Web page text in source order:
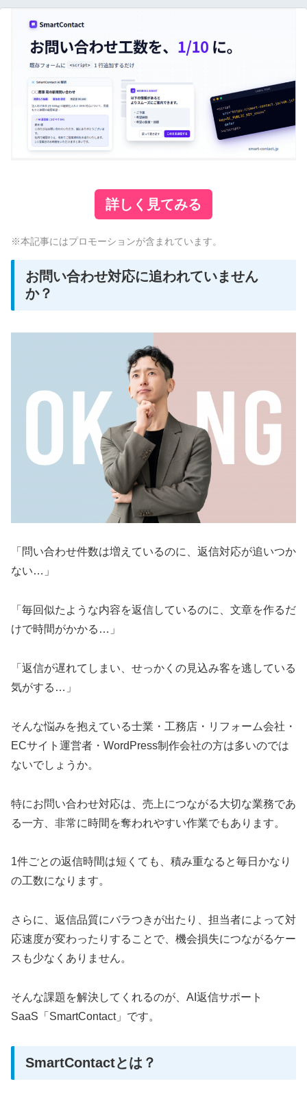
詳しく見てみる
※本記事にはプロモーションが含まれています。
お問い合わせ対応に追われていません
か？
「問い合わせ件数は増えているのに、返信対応が追いつか
ない…」
「毎回似たような内容を返信しているのに、文章を作るだ
けで時間がかかる…」
「返信が遅れてしまい、せっかくの見込み客を逃している
気がする…」
そんな悩みを抱えている士業・工務店・リフォーム会社・
ECサイト運営者・WordPress制作会社の方は多いのでは
ないでしょうか。
特にお問い合わせ対応は、売上につながる大切な業務であ
る一方、非常に時間を奪われやすい作業でもあります。
1件ごとの返信時間は短くても、積み重なると毎日かなり
の工数になります。
さらに、返信品質にバラつきが出たり、担当者によって対
応速度が変わったりすることで、機会損失につながるケー
スも少なくありません。
そんな課題を解決してくれるのが、AI返信サポート
SaaS「SmartContact」です。
SmartContactとは？